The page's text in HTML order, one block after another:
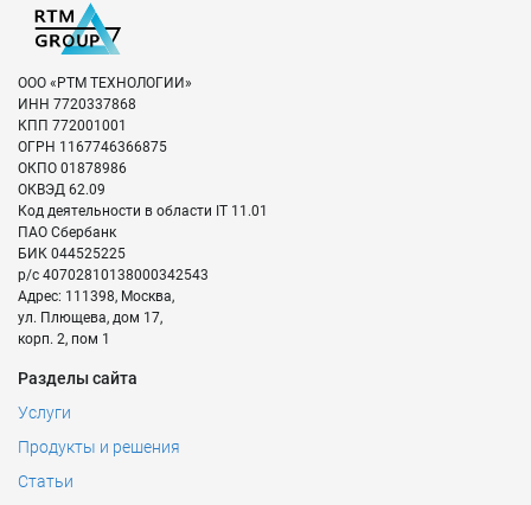
ООО «РТМ ТЕХНОЛОГИИ»
ИНН 7720337868
КПП 772001001
ОГРН 1167746366875
ОКПО 01878986
ОКВЭД 62.09
Код деятельности в области IT 11.01
ПАО Сбербанк
БИК 044525225
р/с 40702810138000342543
Адрес: 111398, Москва,
ул. Плющева, дом 17,
корп. 2, пом 1
Разделы сайта
Услуги
Продукты и решения
Статьи